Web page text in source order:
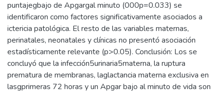
puntajegbajo de Apgargal minuto (000p=0.033) se
identificaron como factores significativamente asociados a
ictericia patológica. El resto de las variables maternas,
perinatales, neonatales y clínicas no presentó asociación
estadísticamente relevante (p>0.05). Conclusión: Los se
concluyó que la infección5urinaria5materna, la ruptura
prematura de membranas, laglactancia materna exclusiva en
lasgprimeras 72 horas y un Apgar bajo al minuto de vida son